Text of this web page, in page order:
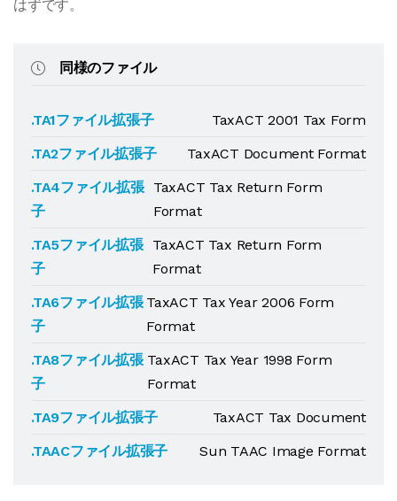
はずです。
同様のファイル
.TA1ファイル拡張子
TaxACT 2001 Tax Form
.TA2ファイル拡張子
TaxACT Document Format
.TA4ファイル拡張
子
TaxACT Tax Return Form
Format
.TA5ファイル拡張
子
TaxACT Tax Return Form
Format
.TA6ファイル拡張
子
TaxACT Tax Year 2006 Form
Format
.TA8ファイル拡張
子
TaxACT Tax Year 1998 Form
Format
.TA9ファイル拡張子
TaxACT Tax Document
.TAACファイル拡張子
Sun TAAC Image Format